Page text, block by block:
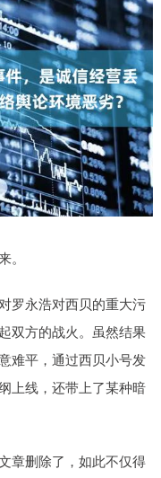
罗永浩对西贝的重大污
双方的战火。虽然结果
难平，通过西贝小号发
上线，还带上了某种暗
章删除了，如此不仅得